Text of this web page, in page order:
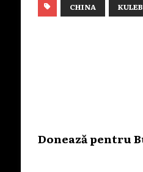
CHINA
Donează pentru